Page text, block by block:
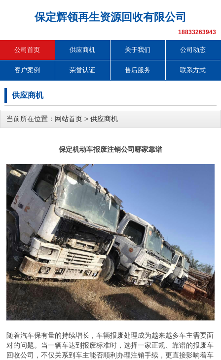
保定辉领再生资源回收有限公司
18833263943
公司首页 供应商机 关于我们 公司动态
客户案例 荣誉认证 售后服务 联系方式
供应商机
当前所在位置： 网站首页 > 供应商机
保定机动车报废注销公司哪家靠谱
随着汽车保有量的持续增长，车辆报废处理成为越来越多车主需要面
对的问题。当一辆车达到报废标准时，选择一家正规、靠谱的报废车
回收公司，不仅关系到车主能否顺利办理注销手续，更直接影响着车